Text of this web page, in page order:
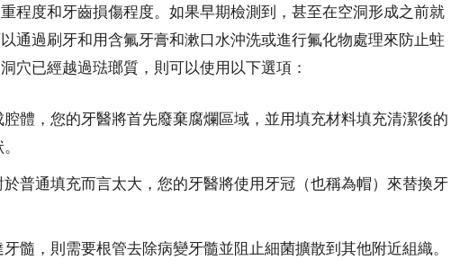
程度和牙齒損傷程度。如果早期檢測到，甚至在空洞形成之前就
通過刷牙和用含氟牙膏和漱口水沖洗或進行氟化物處理來防止蛀
穴已經越過琺瑯質，則可以使用以下選項：
體，您的牙醫將首先廢棄腐爛區域，並用填充材料填充清潔後的
普通填充而言太大，您的牙醫將使用牙冠（也稱為帽）來替換牙
髓，則需要根管去除病變牙髓並阻止細菌擴散到其他附近組織。